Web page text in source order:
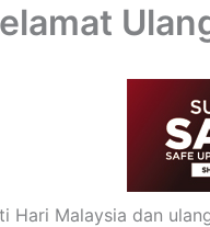
Hari Malaysia dan